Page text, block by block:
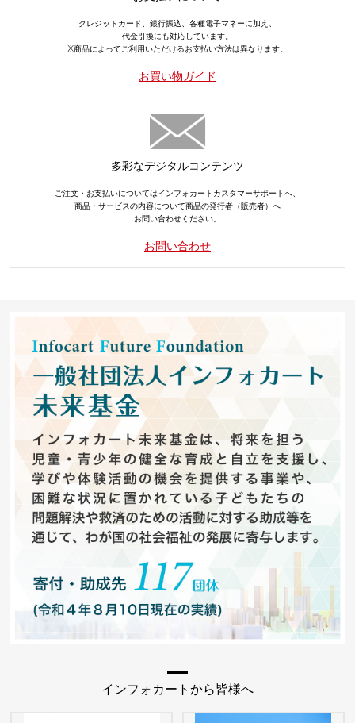
クレジットカード、銀行振込、各種電子マネーに加え、
代金引換にも対応しています。
※商品によってご利用いただけるお支払い方法は異なります。
お買い物ガイド
多彩なデジタルコンテンツ
ご注文・お支払いについてはインフォカートカスタマーサポートへ、
商品・サービスの内容について商品の発行者（販売者）へ
お問い合わせください。
お問い合わせ
インフォカートから皆様へ